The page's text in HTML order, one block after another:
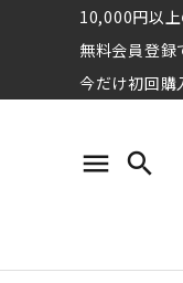
10,000円以上
無料会員登録
今だけ初回購
menu search